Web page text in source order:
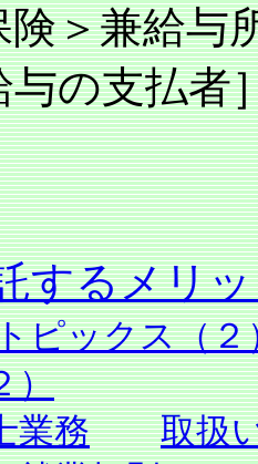
＞兼給与
与の支払者
委託す
ピックス（２
）
業務
取扱